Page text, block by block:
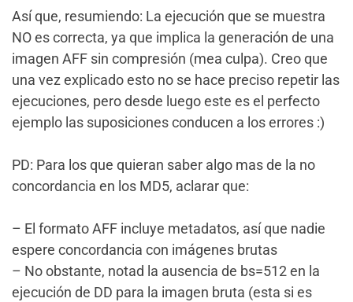
Así que, resumiendo: La ejecución que se muestra
NO es correcta, ya que implica la generación de una
imagen AFF sin compresión (mea culpa). Creo que
una vez explicado esto no se hace preciso repetir las
ejecuciones, pero desde luego este es el perfecto
ejemplo las suposiciones conducen a los errores :)
PD: Para los que quieran saber algo mas de la no
concordancia en los MD5, aclarar que:
– El formato AFF incluye metadatos, así que nadie
espere concordancia con imágenes brutas
– No obstante, notad la ausencia de bs=512 en la
ejecución de DD para la imagen bruta (esta si es